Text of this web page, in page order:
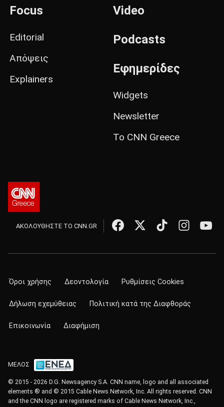
Focus
Editorial
Απόψεις
Explainers
Video
Podcasts
Εφημερίδες
Widgets
Newsletter
Το CNN Greece
ΑΚΟΛΟΥΘΗΣΤΕ ΤΟ CNN.GR
Όροι χρήσης Δεοντολογία Ρυθμίσεις Cookies
Δήλωση εχεμύθειας Πολιτική κατά της Διαφθοράς
Επικοινωνία Διαφήμιση
ΜΕΛΟΣ
© 2015 - 2026 D.G. Newsagency S.A. CNN name, logo and all associated
elements ® and © 2015 Cable News Network, Inc. All rights reserved. CNN
and the CNN logo are registered marks of Cable News Network, Inc.,